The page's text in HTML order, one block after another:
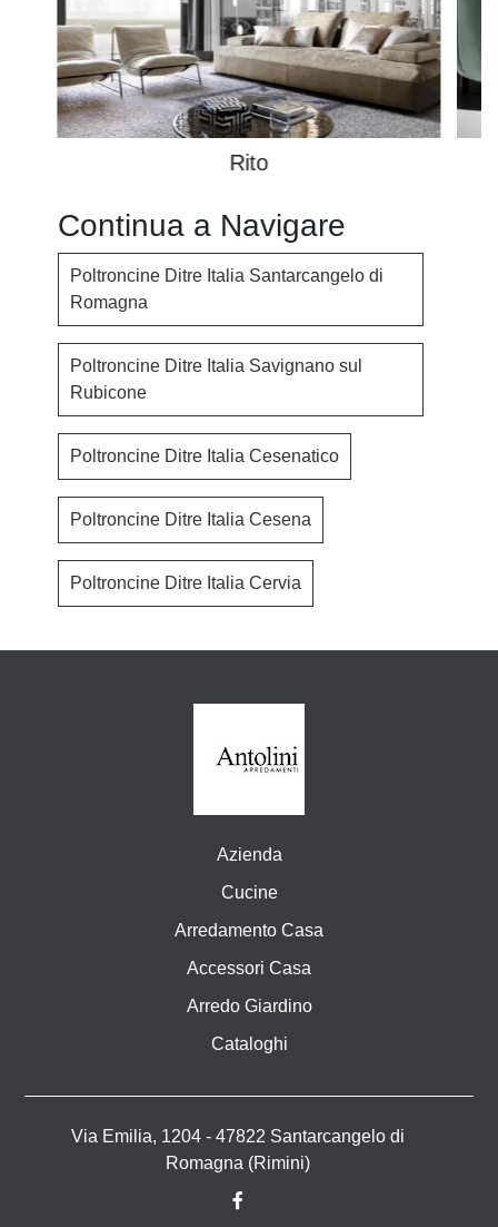
Rito
Continua a Navigare
Poltroncine Ditre Italia Santarcangelo di
Romagna
Poltroncine Ditre Italia Savignano sul
Rubicone
Poltroncine Ditre Italia Cesenatico
Poltroncine Ditre Italia Cesena
Poltroncine Ditre Italia Cervia
Azienda
Cucine
Arredamento Casa
Accessori Casa
Arredo Giardino
Cataloghi
Via Emilia, 1204 - 47822 Santarcangelo di
Romagna (Rimini)